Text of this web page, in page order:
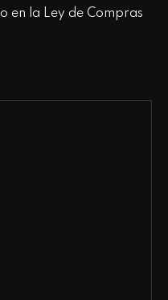
en la Ley de Compras